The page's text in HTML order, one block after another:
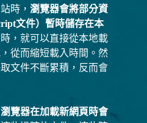
時， 瀏覽器會將部分資
文件）暫時儲存在本
，就可以直接從本地載
從而縮短載入時間。然
文件不斷累積，反而會
覽器在加載新網頁時會